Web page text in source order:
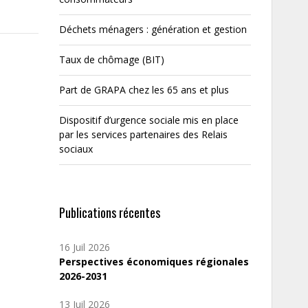
Déchets ménagers : génération et gestion
Taux de chômage (BIT)
Part de GRAPA chez les 65 ans et plus
Dispositif d’urgence sociale mis en place
par les services partenaires des Relais
sociaux
Publications récentes
16 Juil 2026
Perspectives économiques régionales
2026-2031
13 Juil 2026